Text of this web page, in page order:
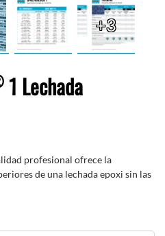
+3
1 Lechada
profesional ofrece la
de una lechada epoxi sin las